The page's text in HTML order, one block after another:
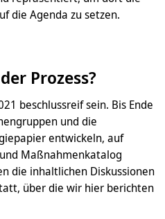
die Agenda zu setzen.
Prozess?
beschlussreif sein. Bis Ende
und die
entwickeln, auf
Maßnahmenkatalog
die inhaltlichen Diskussionen
über die wir hier berichten